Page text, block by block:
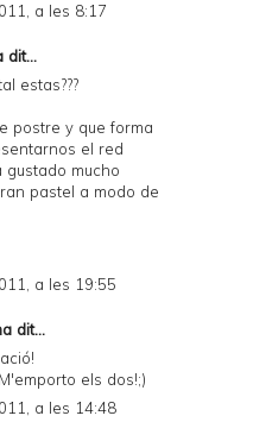
a les 8:17
dit...
estas???
postre y que forma
el red
gustado mucho
pastel a modo de
a les 19:55
dit...
els dos!;)
a les 14:48